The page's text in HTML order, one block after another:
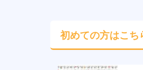
初めての方はこち